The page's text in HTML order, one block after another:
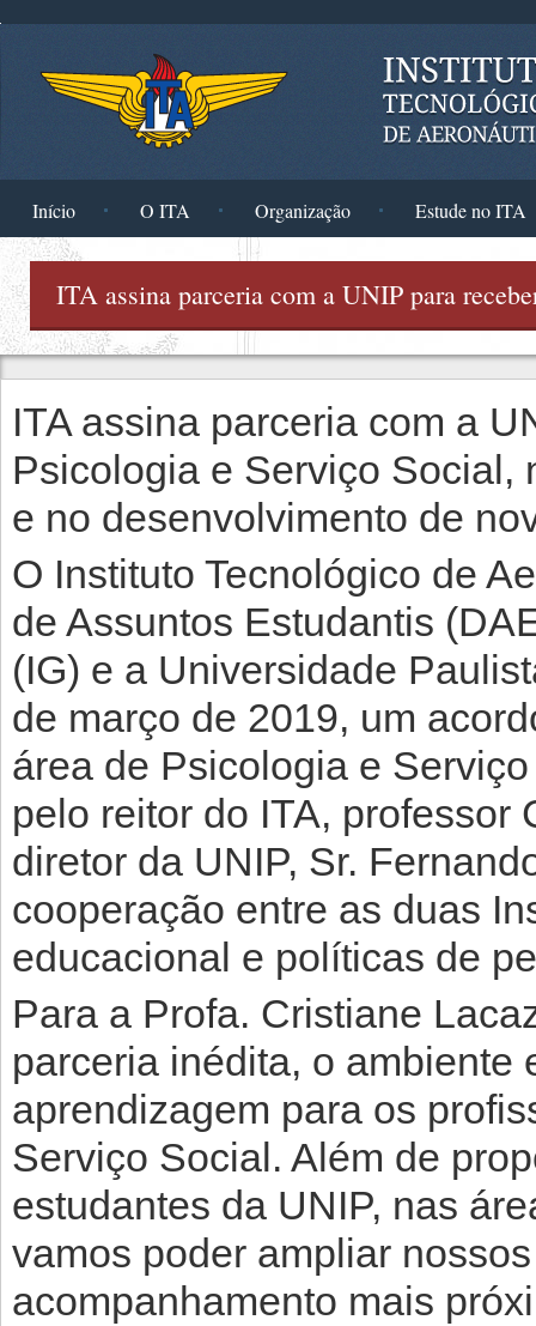
Início O ITA Organização Estude no ITA
ITA assina parceria com a UNIP para
ITA assina parceria com a
Psicologia e Serviço Social,
e no desenvolvimento de
O Instituto Tecnológico de
de Assuntos Estudantis
(IG) e a Universidade
de março de 2019, um
área de Psicologia e
pelo reitor do ITA, professor
diretor da UNIP, Sr.
cooperação entre as duas
educacional e políticas de
Para a Profa. Cristiane
parceria inédita, o ambiente
aprendizagem para os
Serviço Social. Além de
estudantes da UNIP, nas
vamos poder ampliar
acompanhamento mais